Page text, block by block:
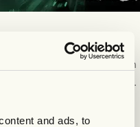
and ads, to
30/7
mot FC Nordsjælland i den
på Right to Dream
har tagit ut följande